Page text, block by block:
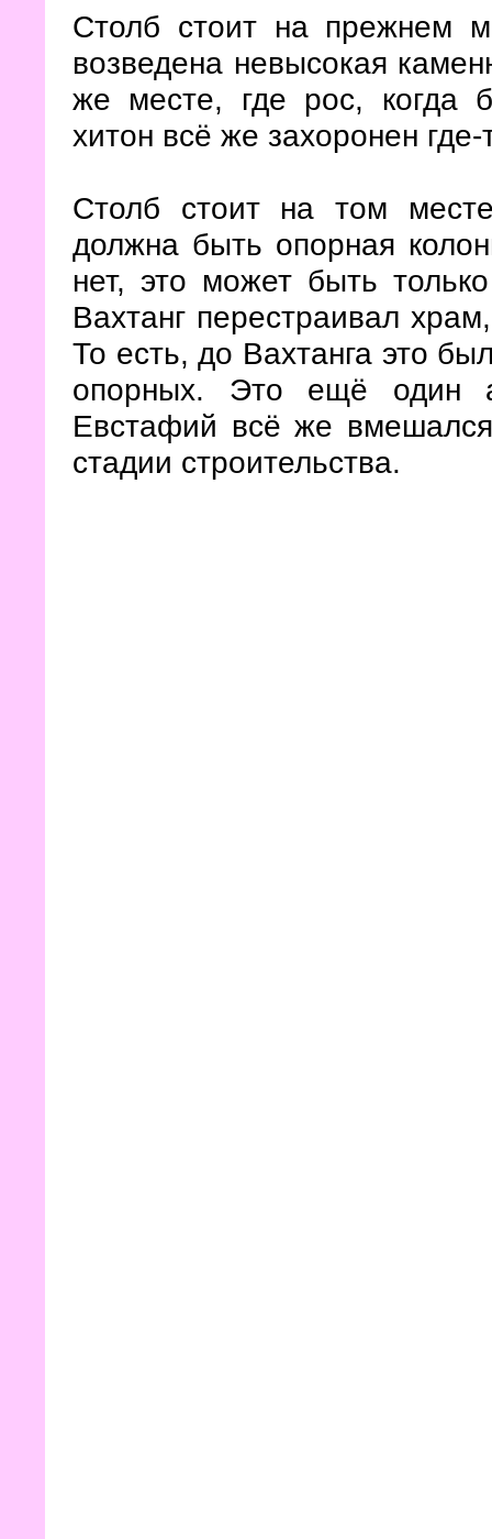
Столб стоит на прежнем
возведена невысокая
же месте, где рос, когда
хитон всё же захоронен
Столб стоит на том
должна быть опорная
нет, это может быть
Вахтанг перестраивал
То есть, до Вахтанга это
опорных. Это ещё один
Евстафий всё же
стадии строительства.